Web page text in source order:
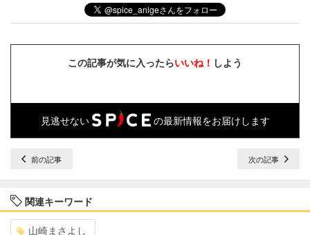
この記事が気に入ったらいいね！ しよう
見逃せない の最新情報をお届けします
前の記事 次の記事
関連キーワード
山崎まさよし